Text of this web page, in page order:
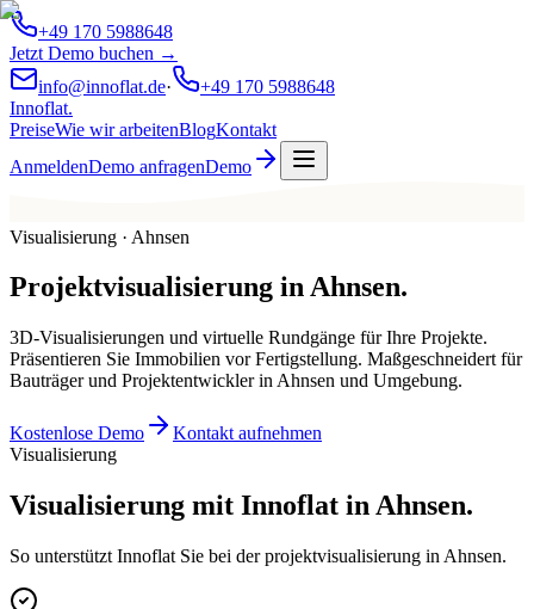
+49 170 5988648
Jetzt Demo buchen →
info@innoflat.de·
+49 170 5988648
Innoflat.
PreiseWie wir arbeitenBlogKontakt
AnmeldenDemo anfragenDemo
Visualisierung · Ahnsen
Projektvisualisierung inAhnsen.
3D-Visualisierungen und virtuelle Rundgänge für Ihre Projekte.
Präsentieren Sie Immobilien vor Fertigstellung. Maßgeschneidert für
Bauträger und Projektentwickler in Ahnsen und Umgebung.
Kostenlose Demo
Kontakt aufnehmen
Visualisierung
Visualisierung mit Innoflat in Ahnsen.
So unterstützt Innoflat Sie bei der projektvisualisierung in Ahnsen.